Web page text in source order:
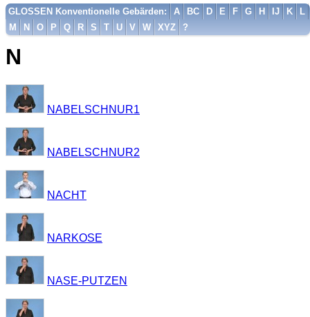
GLOSSEN Konventionelle Gebärden: A BC D E F G H IJ K
L
M
N O P Q R S T U V W XYZ ?
N
NABELSCHNUR1
NABELSCHNUR2
NACHT
NARKOSE
NASE-PUTZEN